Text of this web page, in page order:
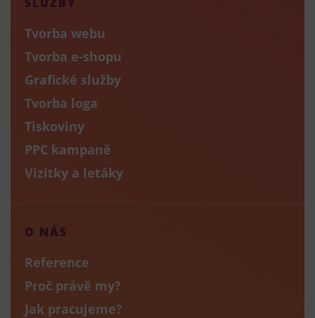
Tvorba webu
Tvorba e-shopu
Grafické služby
Tvorba loga
Tiskoviny
PPC kampaně
Vizitky a letáky
O NÁS
Reference
Proč právě my?
Jak pracujeme?